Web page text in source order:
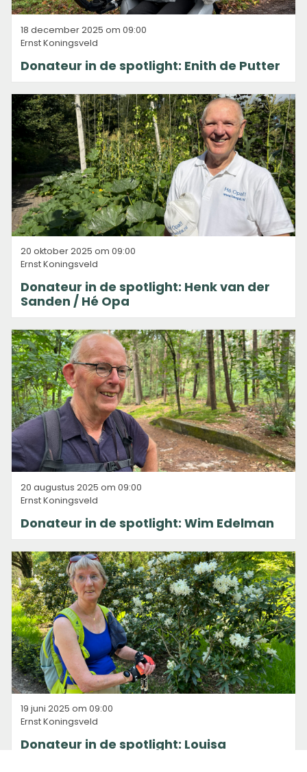
18 december 2025 om 09:00
Ernst Koningsveld
Donateur in de spotlight: Enith de Putter
20 oktober 2025 om 09:00
Ernst Koningsveld
Donateur in de spotlight: Henk van der
Sanden / Hé Opa
20 augustus 2025 om 09:00
Ernst Koningsveld
Donateur in de spotlight: Wim Edelman
19 juni 2025 om 09:00
Ernst Koningsveld
Donateur in de spotlight: Louisa